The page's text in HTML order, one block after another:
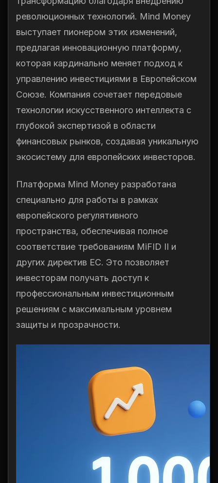
революционных технологий. Mind Money
выступает пионером этих изменений,
предлагая инновационную платформу,
которая кардинально меняет подход к
управлению инвестициями в Европейском
Союзе. Компания сочетает передовые
технологии искусственного интеллекта с
глубокой экспертизой в области
финансовых рынков, создавая уникальную
экосистему для европейских инвесторов.
Платформа Mind Money разработана
специально для работы в рамках
европейского регулятивного
пространства, обеспечивая полное
соответствие требованиям MiFID II и
других директив ЕС. Это позволяет
инвесторам получать доступ к
профессиональным инвестиционным
решениям с максимальным уровнем
защиты и прозрачности.